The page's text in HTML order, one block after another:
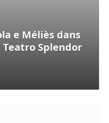
e Méliès dans
Teatro Splendor